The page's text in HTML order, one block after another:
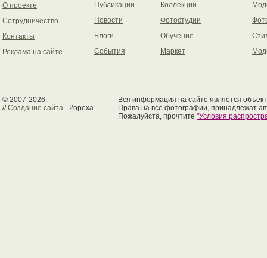
О проекте
Сотрудничество
Контакты
Реклама на сайте
Публикации
Новости
Блоги
События
Коллекции
Фотостудии
Обучение
Маркет
© 2007-2026.
//Создание сайта - 2opexa
Вся информация на сайте является
Права на все фотографии, принадлежат
Пожалуйста, прочтите "Условия